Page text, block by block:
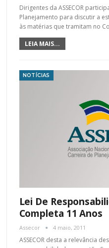
Dirigentes da ASSECOR
Planejamento para discutir a
às matérias que tramitam no
LEIA MAIS...
NOTÍCIAS
Lei De
Completa 11 Anos
Assecor 4 maio, 2011
ASSECOR desta a relevância